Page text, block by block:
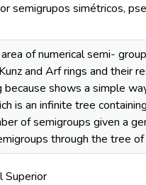
semigrupos simétricos,
of numerical semi-
and Arf rings and their
shows a simple
is an infinite tree
of semigroups given a
through the tree of
Superior